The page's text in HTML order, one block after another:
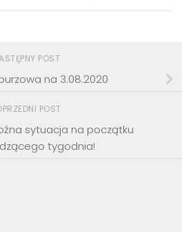
POST
na 3.08.2020
POST
sytuacja na początku
tygodnia!